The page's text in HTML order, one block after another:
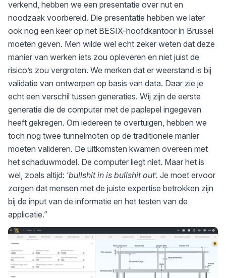
verkend, hebben we een presentatie over nut en
noodzaak voorbereid. Die presentatie hebben we later
ook nog een keer op het BESIX-hoofdkantoor in Brussel
moeten geven. Men wilde wel echt zeker weten dat deze
manier van werken iets zou opleveren en niet juist de
risico’s zou vergroten. We merken dat er weerstand is bij
validatie van ontwerpen op basis van data. Daar zie je
echt een verschil tussen generaties. Wij zijn de eerste
generatie die de computer met de paplepel ingegeven
heeft gekregen. Om iedereen te overtuigen, hebben we
toch nog twee tunnelmoten op de traditionele manier
moeten valideren. De uitkomsten kwamen overeen met
het schaduwmodel. De computer liegt niet. Maar het is
wel, zoals altijd: ‘bullshit in is bullshit out’. Je moet ervoor
zorgen dat mensen met de juiste expertise betrokken zijn
bij de input van de informatie en het testen van de
applicatie.”